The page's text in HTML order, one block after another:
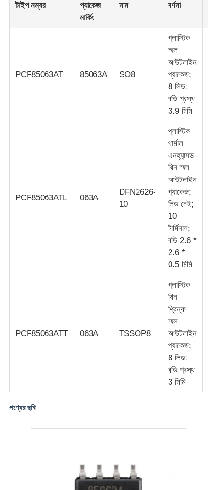
টাইপ নম্বর
প্যাকেজ
মার্কিং
নাম বর্ণনা
PCF85063AT 85063A SO8
প্লাস্টিক
স্মল
আউটলাইন
প্যাকেজ;
8 লিড;
বডি প্রস্থ
3.9 মিমি
PCF85063ATL 063A
DFN2626-
10
প্লাস্টিক
থার্মাল
এনহ্যান্সড
থিন স্মল
আউটলাইন
প্যাকেজ;
লিড নেই;
10
টার্মিনাল;
বডি 2.6 *
2.6 *
0.5 মিমি
PCF85063ATT 063A TSSOP8
প্লাস্টিক
থিন
শ্রিন্ক
স্মল
আউটলাইন
প্যাকেজ;
8 লিড;
বডি প্রস্থ
3 মিমি
পণ্যের ছবি